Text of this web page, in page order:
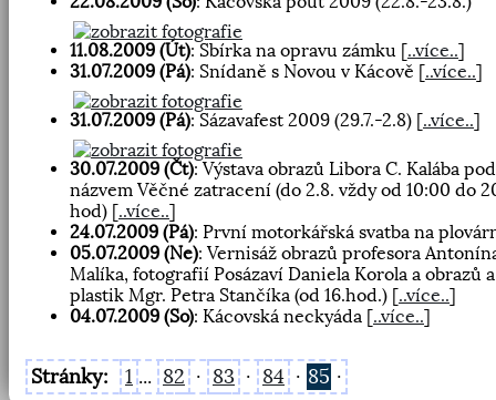
11.08.2009 (Út): Sbírka na opravu zámku [..více..]
31.07.2009 (Pá): Snídaně s Novou v Kácově [..více..]
31.07.2009 (Pá): Sázavafest 2009 (29.7.-2.8) [..více..]
30.07.2009 (Čt): Výstava obrazů Libora C. Kalába pod
názvem Věčné zatracení (do 2.8. vždy od 10:00 do
hod) [..více..]
24.07.2009 (Pá): První motorkářská svatba na
05.07.2009 (Ne): Vernisáž obrazů profesora
Malíka, fotografií Posázaví Daniela Korola a obrazů a
plastik Mgr. Petra Stančíka (od 16.hod.) [..více..]
04.07.2009 (So): Kácovská neckyáda [..více..]
Stránky: 1 ... 82 · 83 · 84 · 85 ·